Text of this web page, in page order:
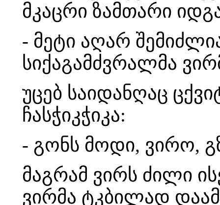
მკაცრი ზამთარი
- მეტი აღარ
სიქაგამძვრალმა
უცებ საიდანღაც
ჩასჭიკჭიკა:
- გონს მოდი, ვირო,
მაგრამ ვირს ძილი
ვირმა ტკბილად